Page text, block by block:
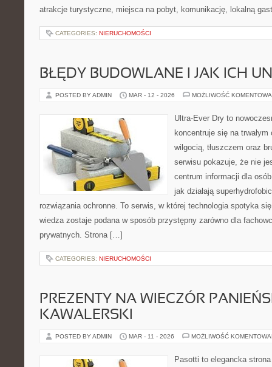
atrakcje turystyczne, miejsca na pobyt, komunikację, lokalną
CATEGORIES: NIERUCHOMOŚCI
BŁĘDY BUDOWLANE I JAK ICH
POSTED BY ADMIN MAR - 12 - 2026 MOŻLIWOŚĆ
Ultra-Ever Dry to
koncentruje się na trwałym
wilgocią, tłuszczem oraz
serwisu pokazuje, że nie
centrum informacji dla
jak działają
rozwiązania ochronne. To serwis, w której technologia spotyka
wiedza zostaje podana w sposób przystępny zarówno dla
prywatnych. Strona […]
CATEGORIES: NIERUCHOMOŚCI
PREZENTY NA WIECZÓR
KAWALERSKI
POSTED BY ADMIN MAR - 11 - 2026 MOŻLIWOŚĆ
Pasotti to elegancka